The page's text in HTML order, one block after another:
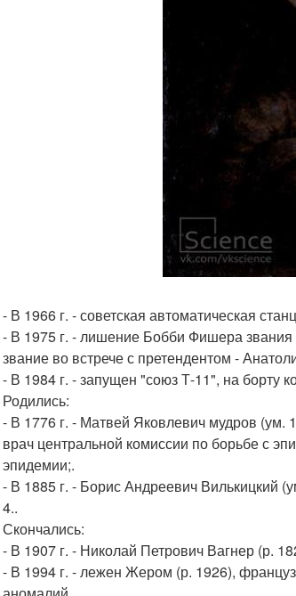
- В 1966 г. - советская автоматическая
- В 1975 г. - лишение Бобби Фишера звания
звание во встрече с претендентом -
- В 1984 г. - запущен "союз Т-11", на борту
Родились:
- В 1776 г. - Матвей Яковлевич мудров (ум.
врач центральной комиссии по борьбе с
эпидемии;.
- В 1885 г. - Борис Андреевич Вилькицкий
4..
Скончались:
- В 1907 г. - Николай Петрович Вагнер (р.
- В 1994 г. - лежен Жером (р. 1926),